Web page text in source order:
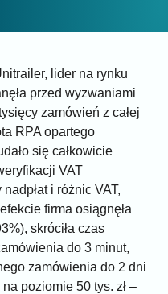
lider na rynku
przed wyzwaniami
zamówień z całej
RPA opartego
się całkowicie
VAT
i różnic VAT,
firma osiągnęła
skróciła czas
do 3 minut,
zamówienia do 2 dni
poziomie 50 tys. zł –